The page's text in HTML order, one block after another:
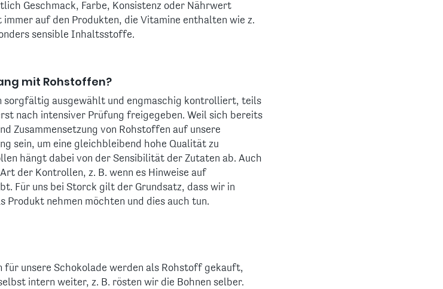
Geschmack, Farbe, Konsistenz oder Nährwert
auf den Produkten, die Vitamine enthalten wie z.
sensible Inhaltsstoffe.
mit Rohstoffen?
sorgfältig ausgewählt und engmaschig kontrolliert, teils
nach intensiver Prüfung freigegeben. Weil sich bereits
Zusammensetzung von Rohstoffen auf unsere
sein, um eine gleichbleibend hohe Qualität zu
hängt dabei von der Sensibilität der Zutaten ab. Auch
der Kontrollen, z. B. wenn es Hinweise auf
Für uns bei Storck gilt der Grundsatz, dass wir in
Produkt nehmen möchten und dies auch tun.
für unsere Schokolade werden als Rohstoff gekauft,
intern weiter, z. B. rösten wir die Bohnen selber.